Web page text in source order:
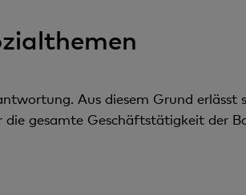
Aus diesem Grund erlässt
gesamte Geschäftstätigkeit der